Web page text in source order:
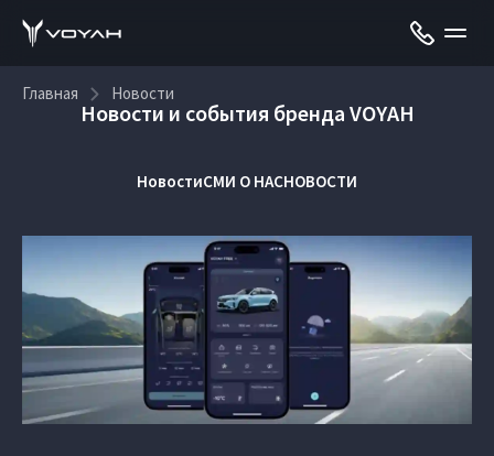
Главная Новости
Новости и события бренда VOYAH
НовостиСМИ О НАСНОВОСТИ